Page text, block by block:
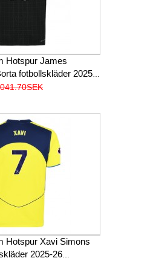
Hotspur James
fotbollskläder 2025-
Hotspur Xavi Simons
2025-26